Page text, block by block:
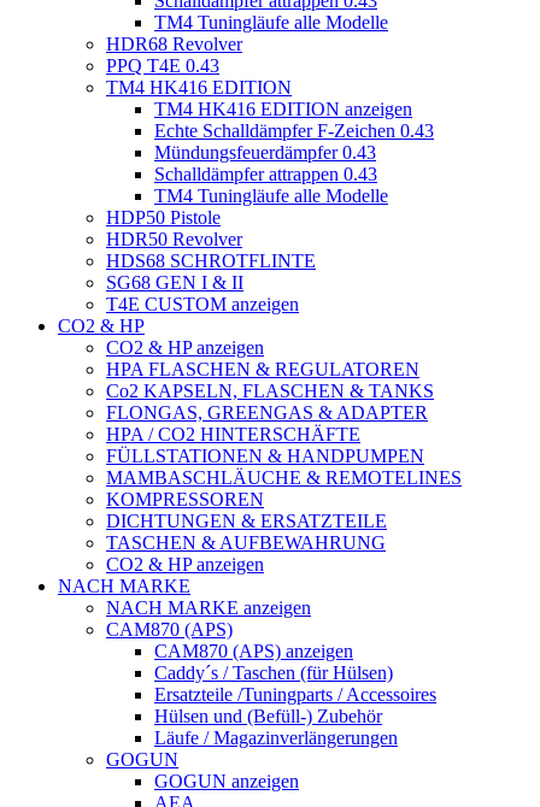
TM4 Tuningläufe alle Modelle
HDR68 Revolver
PPQ T4E 0.43
TM4 HK416 EDITION
TM4 HK416 EDITION anzeigen
Echte Schalldämpfer F-Zeichen 0.43
Mündungsfeuerdämpfer 0.43
Schalldämpfer attrappen 0.43
TM4 Tuningläufe alle Modelle
HDP50 Pistole
HDR50 Revolver
HDS68 SCHROTFLINTE
SG68 GEN I & II
T4E CUSTOM anzeigen
CO2 & HP
CO2 & HP anzeigen
HPA FLASCHEN & REGULATOREN
Co2 KAPSELN, FLASCHEN & TANKS
FLONGAS, GREENGAS & ADAPTER
HPA / CO2 HINTERSCHÄFTE
FÜLLSTATIONEN & HANDPUMPEN
MAMBASCHLÄUCHE & REMOTELINES
KOMPRESSOREN
DICHTUNGEN & ERSATZTEILE
TASCHEN & AUFBEWAHRUNG
CO2 & HP anzeigen
NACH MARKE
NACH MARKE anzeigen
CAM870 (APS)
CAM870 (APS) anzeigen
Caddy´s / Taschen (für Hülsen)
Ersatzteile /Tuningparts / Accessoires
Hülsen und (Befüll-) Zubehör
Läufe / Magazinverlängerungen
GOGUN
GOGUN anzeigen
AEA